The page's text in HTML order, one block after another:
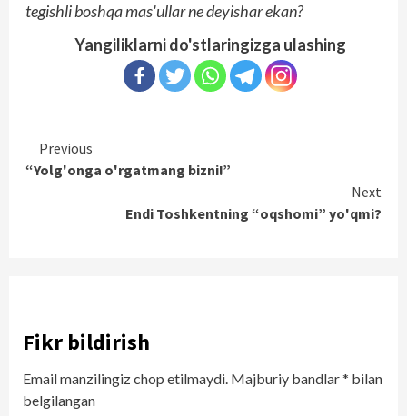
tegishli boshqa mas'ullar ne deyishar ekan?
Yangiliklarni do'stlaringizga ulashing
Continue
Reading
Previous
“Yolg'onga o'rgatmang bizni!”
Next
Endi Toshkentning “oqshomi” yo'qmi?
Fikr bildirish
Email manzilingiz chop etilmaydi. Majburiy bandlar* bilan
belgilangan